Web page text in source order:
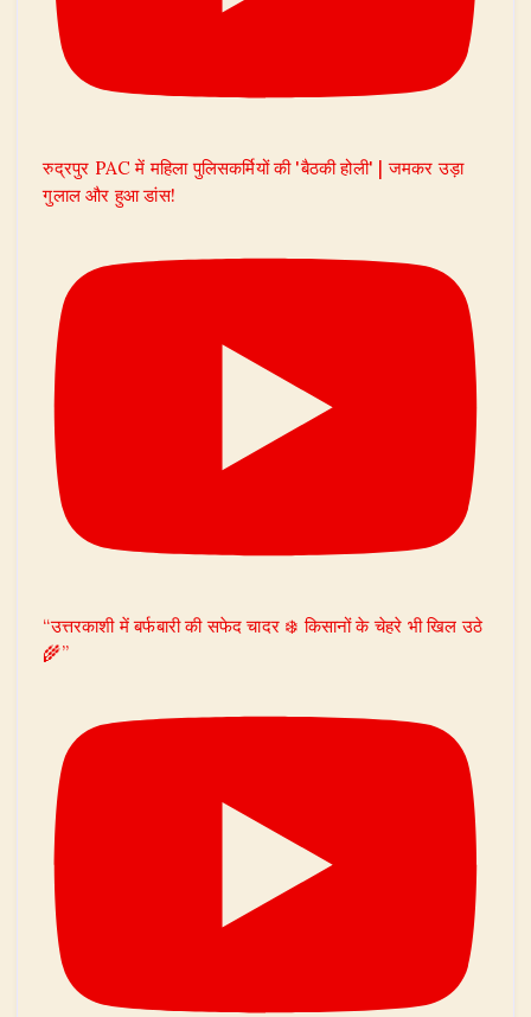
रुद्रपुर PAC में महिला पुलिसकर्मियों की 'बैठकी होली' | जमकर उड़ा
गुलाल और हुआ डांस!
“उत्तरकाशी में बर्फबारी की सफेद चादर ❄️ किसानों के चेहरे भी खिल उठे
🌾”